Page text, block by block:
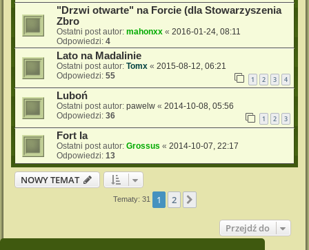
"Drzwi otwarte" na Forcie (dla Stowarzyszenia
Zbro
Ostatni post autor: mahonxx « 2016-01-24, 08:11
Odpowiedzi: 4
Lato na Madalinie
Ostatni post autor: Tomx « 2015-08-12, 06:21
Odpowiedzi: 55 1 2 3 4
Luboń
Ostatni post autor: pawelw « 2014-10-08, 05:56
Odpowiedzi: 36 1 2 3
Fort Ia
Ostatni post autor: Grossus « 2014-10-07, 22:17
Odpowiedzi: 13
NOWY TEMAT
Tematy: 31 1 2
Przejdź do